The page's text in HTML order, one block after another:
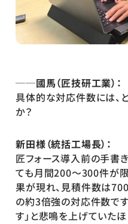
──國馬（匠技研工業）：
具体的な対応件数には、
か？
新田様（統括工場長）：
匠フォース導入前の手書
ても月間200〜300件が
果が現れ、見積件数は
の約3倍強の対応件数です
す」と悲鳴を上げていたほ